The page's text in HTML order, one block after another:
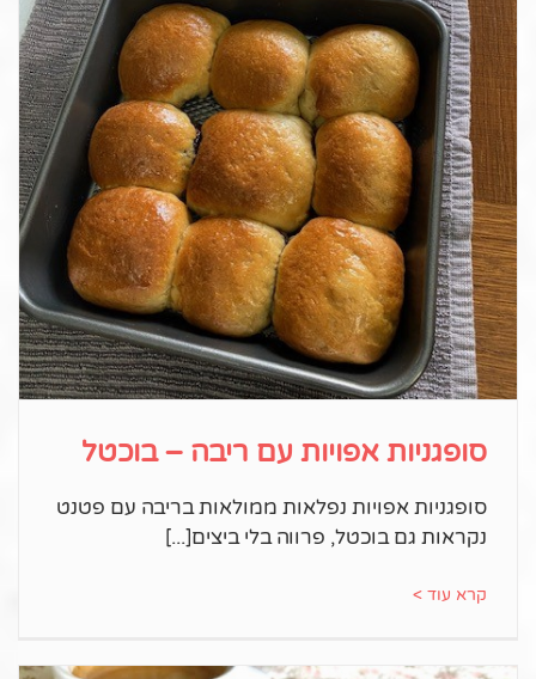
סופגניות אפויות עם ריבה – בוכטל
סופגניות אפויות נפלאות ממולאות בריבה עם פטנט
נקראות גם בוכטל, פרווה בלי ביצים
קרא עוד >